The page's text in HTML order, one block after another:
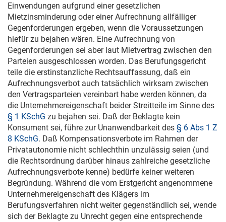
Einwendungen aufgrund einer gesetzlichen
Mietzinsminderung oder einer Aufrechnung allfälliger
Gegenforderungen ergeben, wenn die Voraussetzungen
hiefür zu bejahen wären. Eine Aufrechnung von
Gegenforderungen sei aber laut Mietvertrag zwischen den
Parteien ausgeschlossen worden. Das Berufungsgericht
teile die erstinstanzliche Rechtsauffassung, daß ein
Aufrechnungsverbot auch tatsächlich wirksam zwischen
den Vertragsparteien vereinbart habe werden können, da
die Unternehmereigenschaft beider Streitteile im Sinne des
§ 1 KSchG zu bejahen sei. Daß der Beklagte kein
Konsument sei, führe zur Unanwendbarkeit des § 6 Abs 1 Z
8 KSchG. Daß Kompensationsverbote im Rahmen der
Privatautonomie nicht schlechthin unzulässig seien (und
die Rechtsordnung darüber hinaus zahlreiche gesetzliche
Aufrechnungsverbote kenne) bedürfe keiner weiteren
Begründung. Während die vom Erstgericht angenommene
Unternehmereigenschaft des Klägers im
Berufungsverfahren nicht weiter gegenständlich sei, wende
sich der Beklagte zu Unrecht gegen eine entsprechende